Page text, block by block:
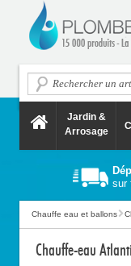
Jardin &
Arrosage
sur
Chauffe eau et ballons
Chauffe-eau